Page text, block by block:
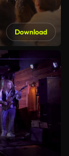
Download